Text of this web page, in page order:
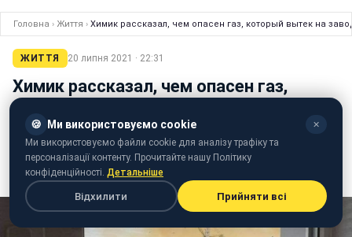
Головна › Життя › Химик рассказал, чем опасен газ, который вытек на
ЖИТТЯ 20 липня 2021 · 22:31
Химик рассказал, чем опасен газ,
который вытек на заводе под Ровно:
может вызвать отек легких
Роман Мирончук
редактор стрічки новин Styler
🍪 Ми використовуємо cookie ✕
Ми використовуємо файли cookie для аналізу трафіку та
персоналізації контенту. Прочитайте нашу Політику
конфіденційності. Детальніше
Відхилити Прийняти всі